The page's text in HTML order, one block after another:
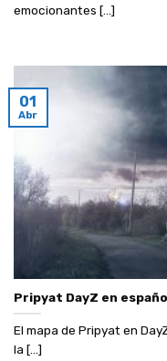
emocionantes [...]
Pripyat DayZ en
El mapa de Pripyat en
la [...]
01
Abr